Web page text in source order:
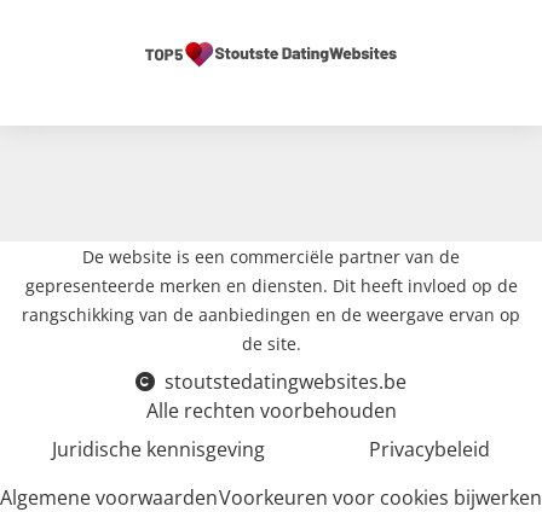
De website is een commerciële partner van de
gepresenteerde merken en diensten. Dit heeft invloed op de
rangschikking van de aanbiedingen en de weergave ervan op
de site.
stoutstedatingwebsites.be
Alle rechten voorbehouden
Juridische kennisgeving
Privacybeleid
Algemene voorwaardenVoorkeuren voor cookies bijwerken